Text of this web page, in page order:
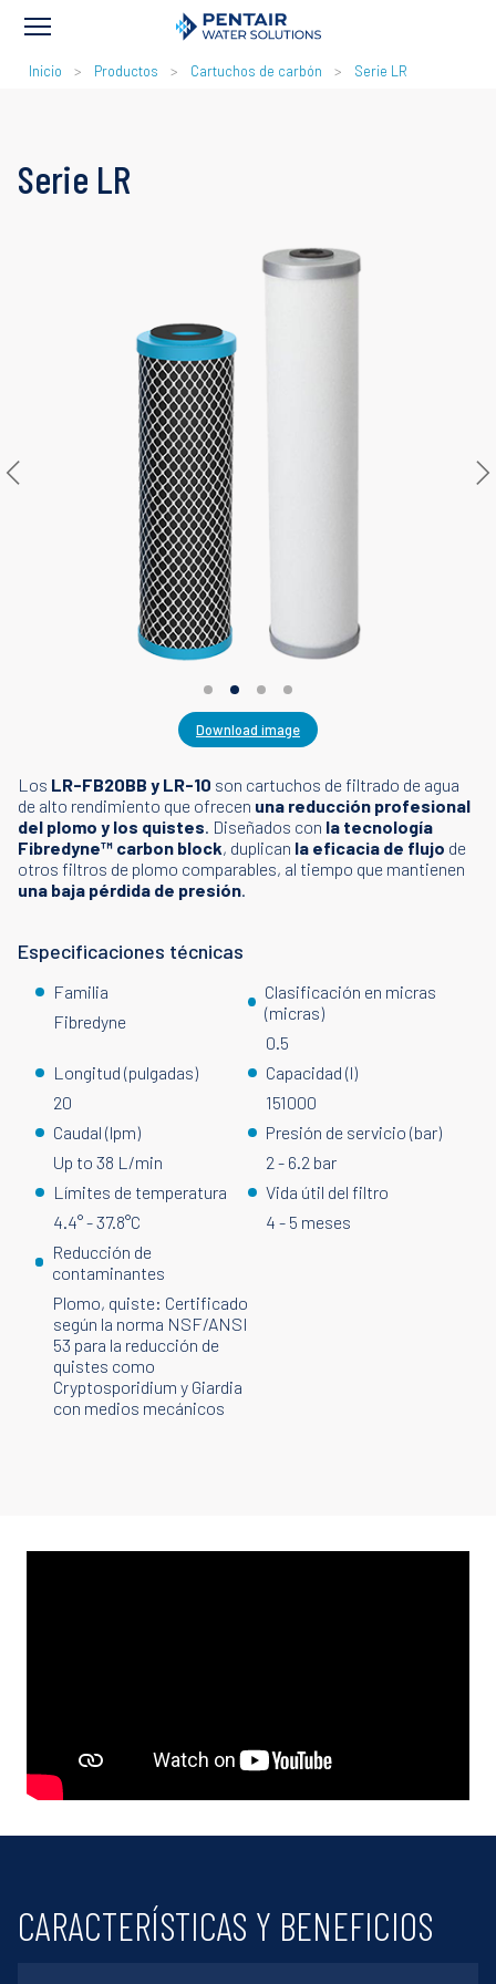
RUTA
Inicio Productos Cartuchos de carbón Serie LR
Serie LR
Download image
Los LR-FB20BB y LR-10 son cartuchos de filtrado de agua
de alto rendimiento que ofrecen una reducción profesional
del plomo y los quistes. Diseñados con la tecnología
Fibredyne™ carbon block, duplican la eficacia de flujo de
otros filtros de plomo comparables, al tiempo que mantienen
una baja pérdida de presión.
Especificaciones técnicas
Familia
Fibredyne
Clasificación en micras
(micras)
0.5
Longitud (pulgadas)
20
Capacidad (l)
151000
Caudal (lpm)
Up to 38 L/min
Presión de servicio (bar)
2 - 6.2 bar
Límites de temperatura
4.4° - 37.8°C
Vida útil del filtro
4 - 5 meses
Reducción de
contaminantes
Plomo, quiste: Certificado
según la norma NSF/ANSI
53 para la reducción de
quistes como
Cryptosporidium y Giardia
con medios mecánicos
Content
CARACTERÍSTICAS Y BENEFICIOS